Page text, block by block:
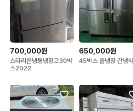
700,000원
스타리온냉동냉장고30박
스2022
650,000원
45박스 올냉장 간냉식